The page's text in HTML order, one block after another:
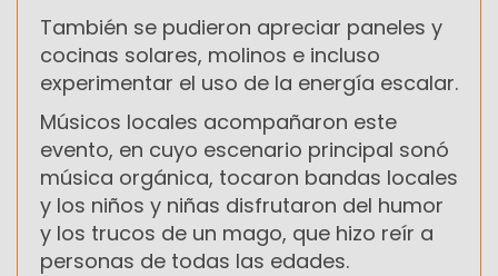
También se pudieron apreciar paneles y
cocinas solares, molinos e incluso
experimentar el uso de la energía escalar.
Músicos locales acompañaron este
evento, en cuyo escenario principal sonó
música orgánica, tocaron bandas locales
y los niños y niñas disfrutaron del humor
y los trucos de un mago, que hizo reír a
personas de todas las edades.